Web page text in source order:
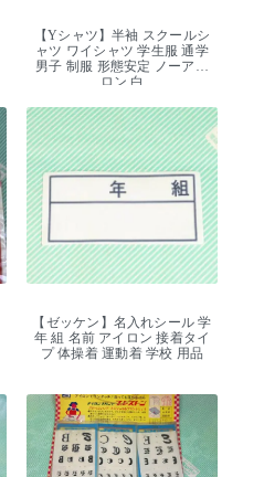
【Yシャツ】半袖 スクールシ
ャツ ワイシャツ 学生服 通学
男子 制服 形態安定 ノーアイ
ロン 白
【ゼッケン】名入れシール 学
年 組 名前 アイロン 接着タイ
プ 体操着 運動着 学校 用品